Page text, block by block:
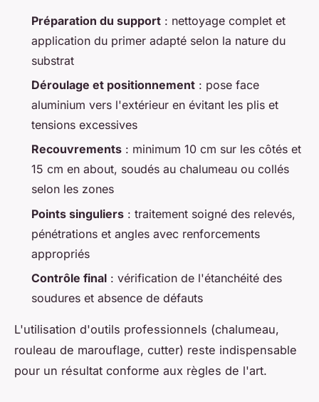
Préparation du support : nettoyage complet et
application du primer adapté selon la nature du
substrat
Déroulage et positionnement : pose face
aluminium vers l'extérieur en évitant les plis et
tensions excessives
Recouvrements : minimum 10 cm sur les côtés et
15 cm en about, soudés au chalumeau ou collés
selon les zones
Points singuliers : traitement soigné des relevés,
pénétrations et angles avec renforcements
appropriés
Contrôle final : vérification de l'étanchéité des
soudures et absence de défauts
L'utilisation d'outils professionnels (chalumeau,
rouleau de marouflage, cutter) reste indispensable
pour un résultat conforme aux règles de l'art.